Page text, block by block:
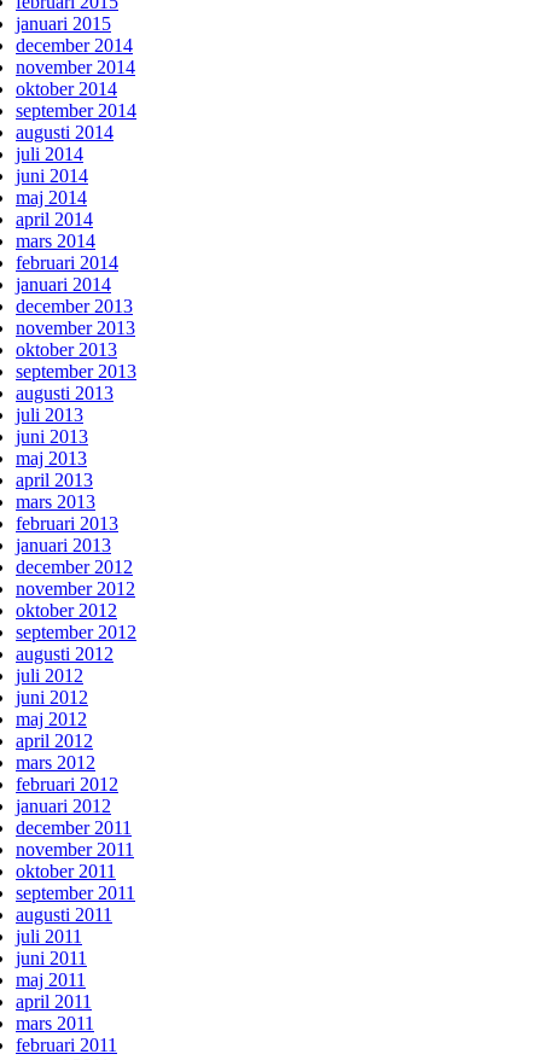
januari 2015
december 2014
november 2014
oktober 2014
september 2014
augusti 2014
juli 2014
juni 2014
maj 2014
april 2014
mars 2014
februari 2014
januari 2014
december 2013
november 2013
oktober 2013
september 2013
augusti 2013
juli 2013
juni 2013
maj 2013
april 2013
mars 2013
februari 2013
januari 2013
december 2012
november 2012
oktober 2012
september 2012
augusti 2012
juli 2012
juni 2012
maj 2012
april 2012
mars 2012
februari 2012
januari 2012
december 2011
november 2011
oktober 2011
september 2011
augusti 2011
juli 2011
juni 2011
maj 2011
april 2011
mars 2011
februari 2011